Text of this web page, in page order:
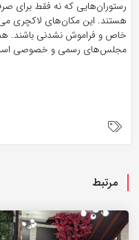
رستوران‌هایی که نه فقط برای
هستند. این مکان‌های لاکچری
خاص و فراموش نشدنی باشند.
مجلس‌های رسمی و خصوصی
مرتبط